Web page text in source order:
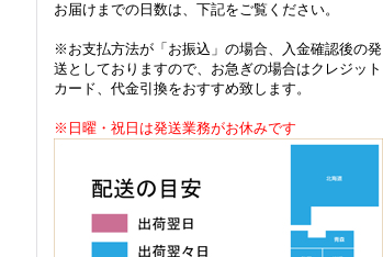
お届けまでの日数は、下記をご覧ください。
※お支払方法が「お振込」の場合、入金確認後の発
送としておりますので、お急ぎの場合はクレジット
カード、代金引換をおすすめ致します。
※日曜・祝日は発送業務がお休みです